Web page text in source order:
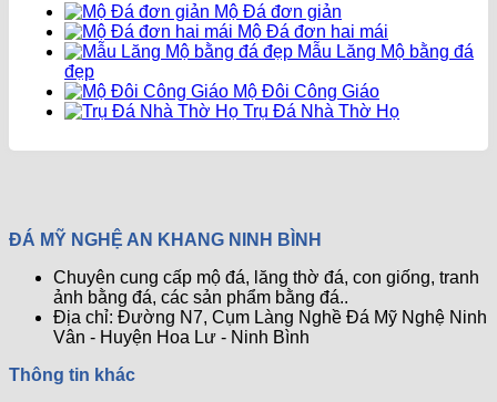
Mộ Đá đơn giản
Mộ Đá đơn hai mái
Mẫu Lăng Mộ bằng đá
đẹp
Mộ Đôi Công Giáo
Trụ Đá Nhà Thờ Họ
ĐÁ MỸ NGHỆ AN KHANG NINH BÌNH
Chuyên cung cấp mộ đá, lăng thờ đá, con giống, tranh
ảnh bằng đá, các sản phẩm bằng đá..
Địa chỉ: Đường N7, Cụm Làng Nghề Đá Mỹ Nghệ Ninh
Vân - Huyện Hoa Lư - Ninh Bình
Thông tin khác